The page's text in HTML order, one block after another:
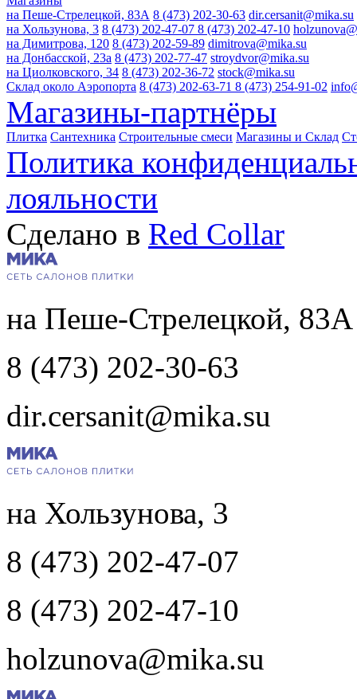
на Пеше-Стрелецкой, 83А 8 (473) 202-30-63 dir.cersanit@mika.su
на Хользунова, 3 8 (473) 202-47-07 8 (473) 202-47-10
на Димитрова, 120 8 (473) 202-59-89 dimitrova@mika.su
на Донбасской, 23а 8 (473) 202-77-47 stroydvor@mika.su
на Циолковского, 34 8 (473) 202-36-72 stock@mika.su
Склад около Аэропорта 8 (473) 202-63-71 8 (473) 254-91-02
Магазины-партнёры
Плитка Сантехника Строительные смеси Магазины и Склад
Политика
лояльности
Сделано в Red Collar
на Пеше-Стрелецкой, 83А
8 (473) 202-30-63
dir.cersanit@mika.su
на Хользунова, 3
8 (473) 202-47-07
8 (473) 202-47-10
holzunova@mika.su